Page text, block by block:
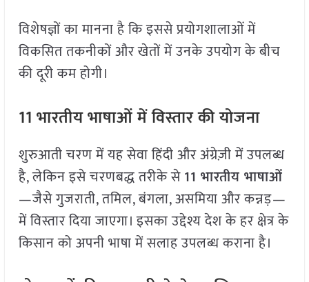
विशेषज्ञों का मानना है कि इससे प्रयोगशालाओं में
विकसित तकनीकों और खेतों में उनके उपयोग के बीच
की दूरी कम होगी।
11 भारतीय भाषाओं में विस्तार की योजना
शुरुआती चरण में यह सेवा हिंदी और अंग्रेज़ी में उपलब्ध
है, लेकिन इसे चरणबद्ध तरीके से11 भारतीय भाषाओं
—जैसे गुजराती, तमिल, बंगला, असमिया और कन्नड़—
में विस्तार दिया जाएगा। इसका उद्देश्य देश के हर क्षेत्र के
किसान को अपनी भाषा में सलाह उपलब्ध कराना है।